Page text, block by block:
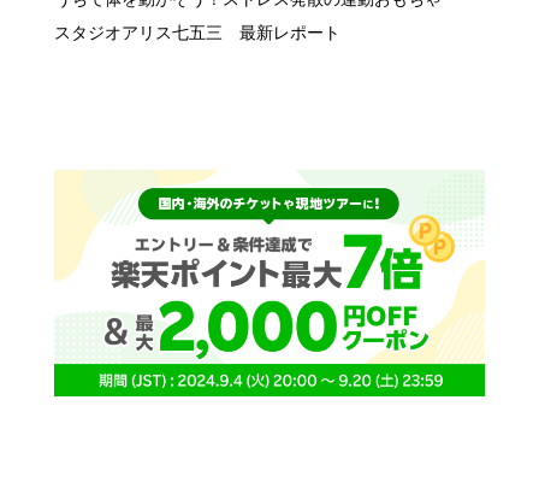
スタジオアリス七五三 最新レポート